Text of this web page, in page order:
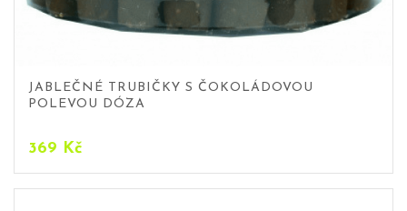
JABLEČNÉ TRUBIČKY S ČOKOLÁDOVOU
POLEVOU DÓZA
369 Kč